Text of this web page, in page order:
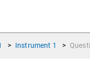
> Instrument 1 >